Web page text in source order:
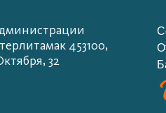
453100,
32